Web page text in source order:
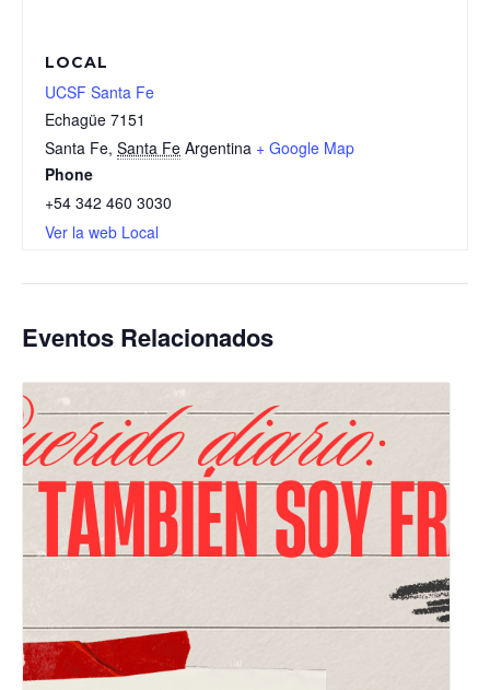
LOCAL
UCSF Santa Fe
Echagüe 7151
Santa Fe, Santa Fe Argentina + Google Map
Phone
+54 342 460 3030
Ver la web Local
Eventos Relacionados